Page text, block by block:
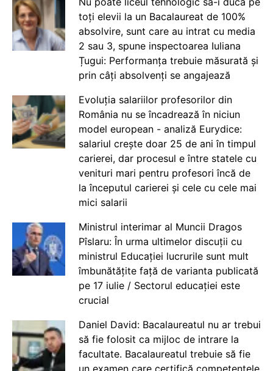
toți elevii la un Bacalaureat de 100%
absolvire, sunt care au intrat cu media
2 sau 3, spune inspectoarea Iuliana
Țugui: Performanța trebuie măsurată și
prin câți absolvenți se angajează
Evoluția salariilor profesorilor din
România nu se încadrează în niciun
model european - analiză Eurydice:
salariul crește doar 25 de ani în timpul
carierei, dar procesul e între statele cu
venituri mari pentru profesori încă de
la începutul carierei și cele cu cele mai
mici salarii
Ministrul interimar al Muncii Dragos
Pîslaru: În urma ultimelor discuții cu
ministrul Educației lucrurile sunt mult
îmbunătățite față de varianta publicată
pe 17 iulie / Sectorul educației este
crucial
Daniel David: Bacalaureatul nu ar trebui
să fie folosit ca mijloc de intrare la
facultate. Bacalaureatul trebuie să fie
un examen care certifică competențele